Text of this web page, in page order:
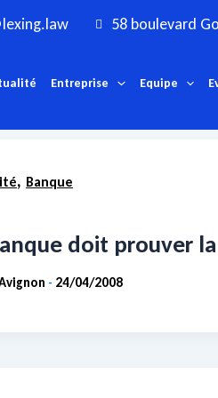
58 boulevard
Entreprise Equipe
Résultats de
, Banque
doit prouver
- 24/04/2008